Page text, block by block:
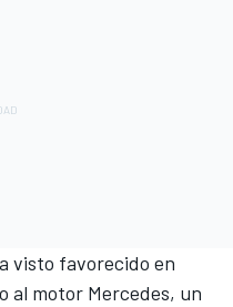
visto favorecido en
al motor Mercedes, un